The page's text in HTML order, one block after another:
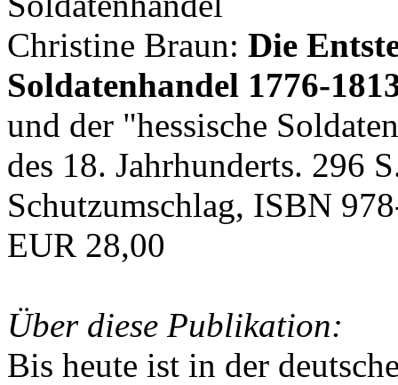
Christine Braun: Die
Soldatenhandel 1776-
und der "hessische
des 18. Jahrhunderts. 296
Schutzumschlag, ISBN
EUR 28,00
Über diese Publikation:
Bis heute ist in der